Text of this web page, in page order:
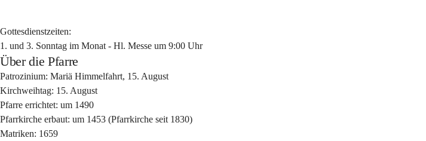
Gottesdienstzeiten:
1. und 3. Sonntag im Monat - Hl. Messe um 9:00 Uhr
Über die Pfarre
Patrozinium: Mariä Himmelfahrt, 15. August
Kirchweihtag: 15. August
Pfarre errichtet: um 1490
Pfarrkirche erbaut: um 1453 (Pfarrkirche seit 1830)
Matriken: 1659